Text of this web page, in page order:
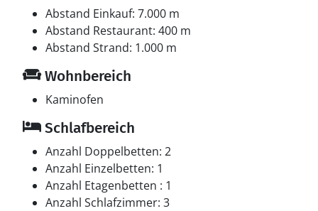
Abstand Einkauf: 7.000 m
Abstand Restaurant: 400 m
Abstand Strand: 1.000 m
Wohnbereich
Kaminofen
Schlafbereich
Anzahl Doppelbetten: 2
Anzahl Einzelbetten: 1
Anzahl Etagenbetten : 1
Anzahl Schlafzimmer: 3